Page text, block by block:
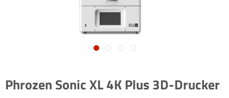
Phrozen Sonic XL 4K Plus 3D-Drucker